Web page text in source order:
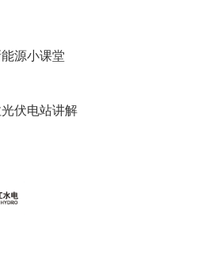
源小课堂
伏电站讲解